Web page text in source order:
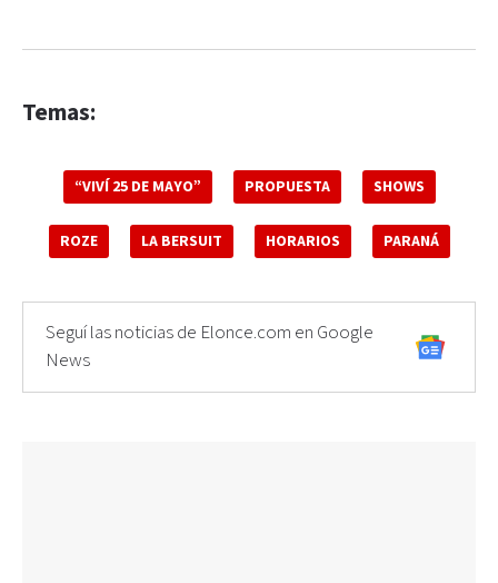
Temas:
“VIVÍ 25 DE MAYO” PROPUESTA SHOWS
ROZE LA BERSUIT HORARIOS PARANÁ
Seguí las noticias de Elonce.com en Google
News